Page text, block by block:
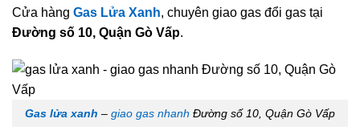
Cửa hàng Gas Lửa Xanh, chuyên giao gas đổi gas tại
Đường số 10, Quận Gò Vấp.
Gas lửa xanh – giao gas nhanh Đường số 10, Quận Gò Vấp